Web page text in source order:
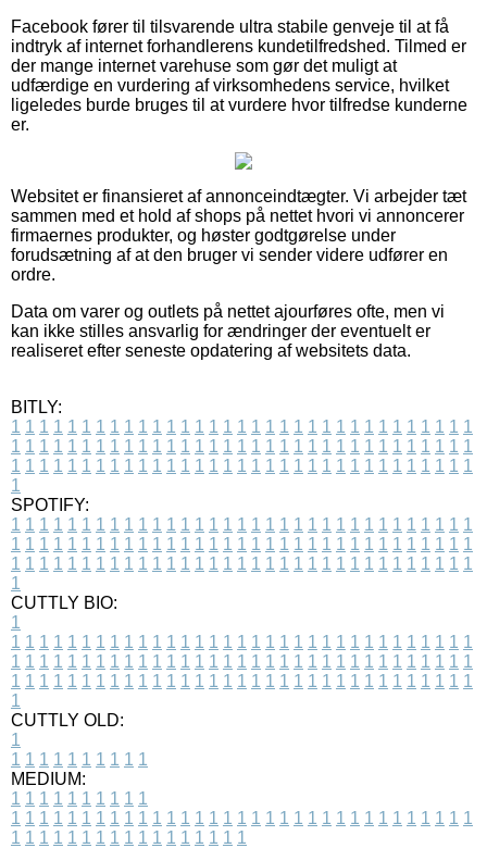
Facebook fører til tilsvarende ultra stabile genveje til at få
indtryk af internet forhandlerens kundetilfredshed. Tilmed er
der mange internet varehuse som gør det muligt at
udfærdige en vurdering af virksomhedens service, hvilket
ligeledes burde bruges til at vurdere hvor tilfredse kunderne
er.
Websitet er finansieret af annonceindtægter. Vi arbejder tæt
sammen med et hold af shops på nettet hvori vi annoncerer
firmaernes produkter, og høster godtgørelse under
forudsætning af at den bruger vi sender videre udfører en
ordre.
Data om varer og outlets på nettet ajourføres ofte, men vi
kan ikke stilles ansvarlig for ændringer der eventuelt er
realiseret efter seneste opdatering af websitets data.
BITLY:
1 1 1 1 1 1 1 1 1 1 1 1 1 1 1 1 1 1 1 1 1 1 1 1 1 1 1 1 1 1 1 1 1
1 1 1 1 1 1 1 1 1 1 1 1 1 1 1 1 1 1 1 1 1 1 1 1 1 1 1 1 1 1 1 1 1
1 1 1 1 1 1 1 1 1 1 1 1 1 1 1 1 1 1 1 1 1 1 1 1 1 1 1 1 1 1 1 1 1
1
SPOTIFY:
1 1 1 1 1 1 1 1 1 1 1 1 1 1 1 1 1 1 1 1 1 1 1 1 1 1 1 1 1 1 1 1 1
1 1 1 1 1 1 1 1 1 1 1 1 1 1 1 1 1 1 1 1 1 1 1 1 1 1 1 1 1 1 1 1 1
1 1 1 1 1 1 1 1 1 1 1 1 1 1 1 1 1 1 1 1 1 1 1 1 1 1 1 1 1 1 1 1 1
1
CUTTLY BIO:
1
1 1 1 1 1 1 1 1 1 1 1 1 1 1 1 1 1 1 1 1 1 1 1 1 1 1 1 1 1 1 1 1 1
1 1 1 1 1 1 1 1 1 1 1 1 1 1 1 1 1 1 1 1 1 1 1 1 1 1 1 1 1 1 1 1 1
1 1 1 1 1 1 1 1 1 1 1 1 1 1 1 1 1 1 1 1 1 1 1 1 1 1 1 1 1 1 1 1 1
1
CUTTLY OLD:
1
1 1 1 1 1 1 1 1 1 1
MEDIUM:
1 1 1 1 1 1 1 1 1 1
1 1 1 1 1 1 1 1 1 1 1 1 1 1 1 1 1 1 1 1 1 1 1 1 1 1 1 1 1 1 1 1 1
1 1 1 1 1 1 1 1 1 1 1 1 1 1 1 1 1